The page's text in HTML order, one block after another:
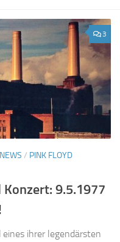
3
NEWS / PINK FLOYD
9.5.1977
ihrer legendärsten